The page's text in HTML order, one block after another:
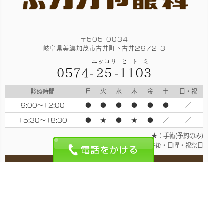
〒505-0034
岐阜県美濃加茂市古井町下古井2972-3
0574- 25
ニッコリ
- 1103
ヒトミ
診療時間 月 火 水 木 金 土
日・祝
9:00～12:00
● ● ● ● ● ●
／
15:30～18:30
● ★ ● ★ ● ／
／
★：手術(予約のみ)
休診日：土曜午後・日曜・祝祭日
各種保険取り扱い